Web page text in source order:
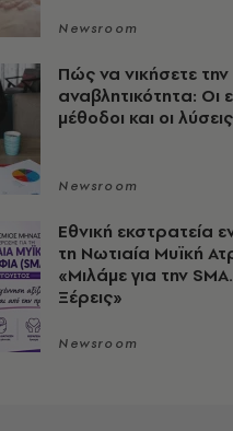
Newsroom
Πώς να νικήσετε την
αναβλητικότητα: Οι
μέθοδοι και οι λύσεις
Newsroom
Εθνική εκστρατεία
τη Νωτιαία Μυϊκή
«Μιλάμε για την
Ξέρεις»
Newsroom